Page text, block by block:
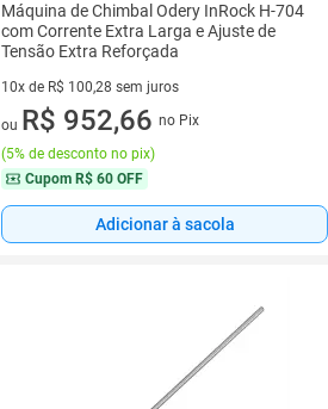
Máquina de Chimbal Odery InRock H-704
com Corrente Extra Larga e Ajuste de
Tensão Extra Reforçada
10x de R$ 100,28 sem juros
10 vez de R$ 100,28 sem juros
ou R$ 952,66 no Pix
(5% de desconto no pix)
Cupom R$ 60 OFF
Adicionar à sacola